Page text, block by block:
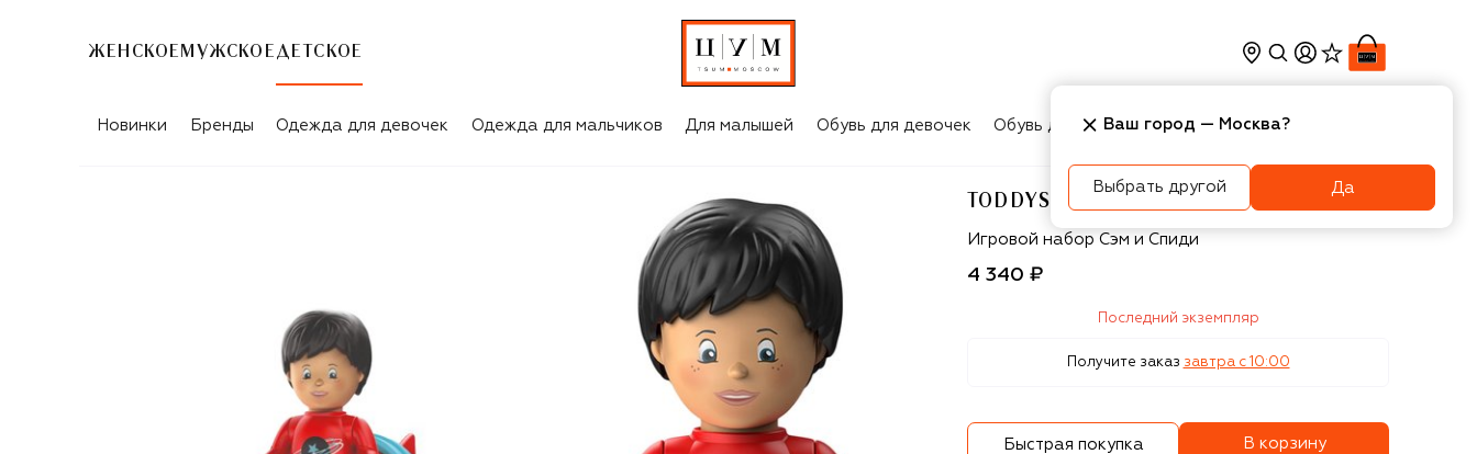
ЖЕНСКОЕ МУЖСКОЕ ДЕТСКОЕ
Новинки Бренды Одежда для девочек Одежда для мальчиков Для малышей Обувь для девочек Обувь для мальчиков Игрушки Аксесcуары
TODDYS
TODDYS
Игровой набор Сэм и Спиди
4 340 ₽
Последний экземпляр
Получите заказ завтра c 10:00
Быстрая покупка В корзину
Ваш город — Москва?
Выбрать другой Да